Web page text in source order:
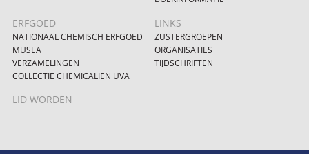
ERFGOED
NATIONAAL CHEMISCH ERFGOED
MUSEA
VERZAMELINGEN
COLLECTIE CHEMICALIËN UVA
LINKS
ZUSTERGROEPEN
ORGANISATIES
TIJDSCHRIFTEN
LID WORDEN